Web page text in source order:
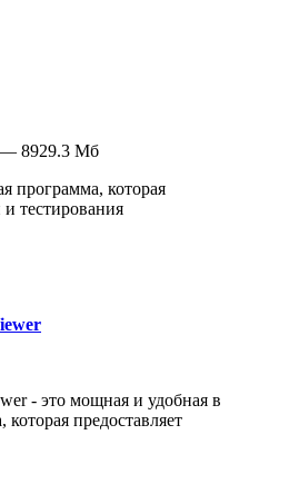
— 8929.3 Мб
программа, которая
тестирования
- это мощная и удобная в
предоставляет